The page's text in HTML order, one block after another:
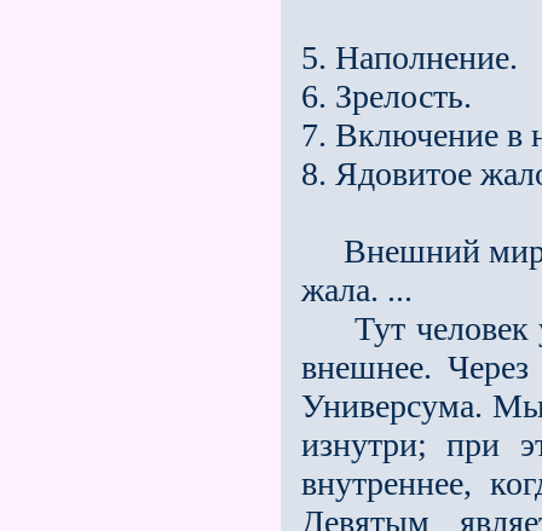
5. Наполнение.
6. Зрелость.
7. Включение в
8. Ядовитое
Внешний мир
жала. ...
Тут человек
внешнее.
Универсума. Мы
изнутри; при
внутреннее,
Девятым